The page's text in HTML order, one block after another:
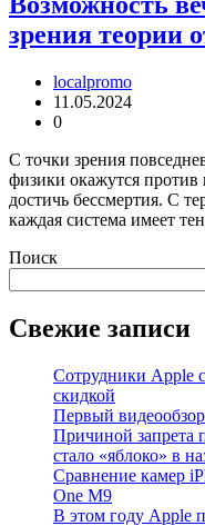
зрения теории
localpromo
11.05.2024
0
С точки зрения
физики окажутся против
достичь бессмертия. С
каждая система имеет
Поиск
Свежие записи
Сотрудники Apple
скидкой
Первый
Причиной запрета
стало «яблоко» в
Cравнение камер
One M9
В этом году Apple